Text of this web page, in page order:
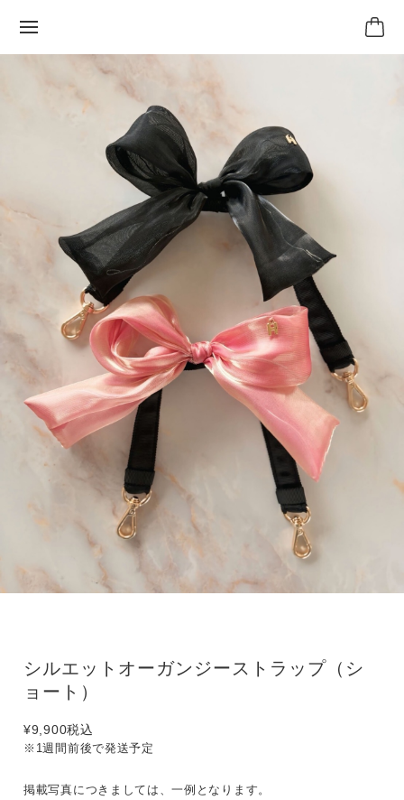
シルエットオーガンジーストラップ（シ
ョート）
¥9,900税込
※1週間前後で発送予定
掲載写真につきましては、一例となります。